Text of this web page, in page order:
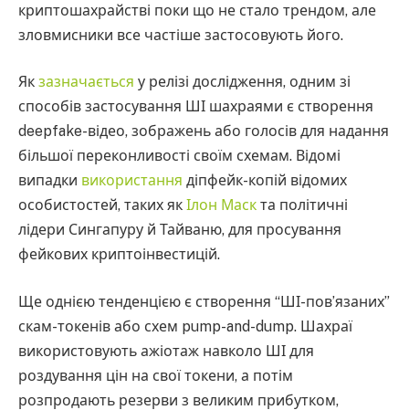
криптошахрайстві поки що не стало трендом, але
зловмисники все частіше застосовують його.
Як зазначається у релізі дослідження, одним зі
способів застосування ШІ шахраями є створення
deepfake-відео, зображень або голосів для надання
більшої переконливості своїм схемам. Відомі
випадки використання діпфейк-копій відомих
особистостей, таких як Ілон Маск та політичні
лідери Сингапуру й Тайваню, для просування
фейкових криптоінвестицій.
Ще однією тенденцією є створення “ШІ-пов’язаних”
скам-токенів або схем pump-and-dump. Шахраї
використовують ажіотаж навколо ШІ для
роздування цін на свої токени, а потім
розпродають резерви з великим прибутком,